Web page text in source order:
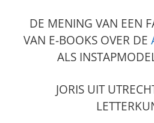
DE MENING VAN EEN
VAN E-BOOKS OVER DE
ALS
JORIS UIT